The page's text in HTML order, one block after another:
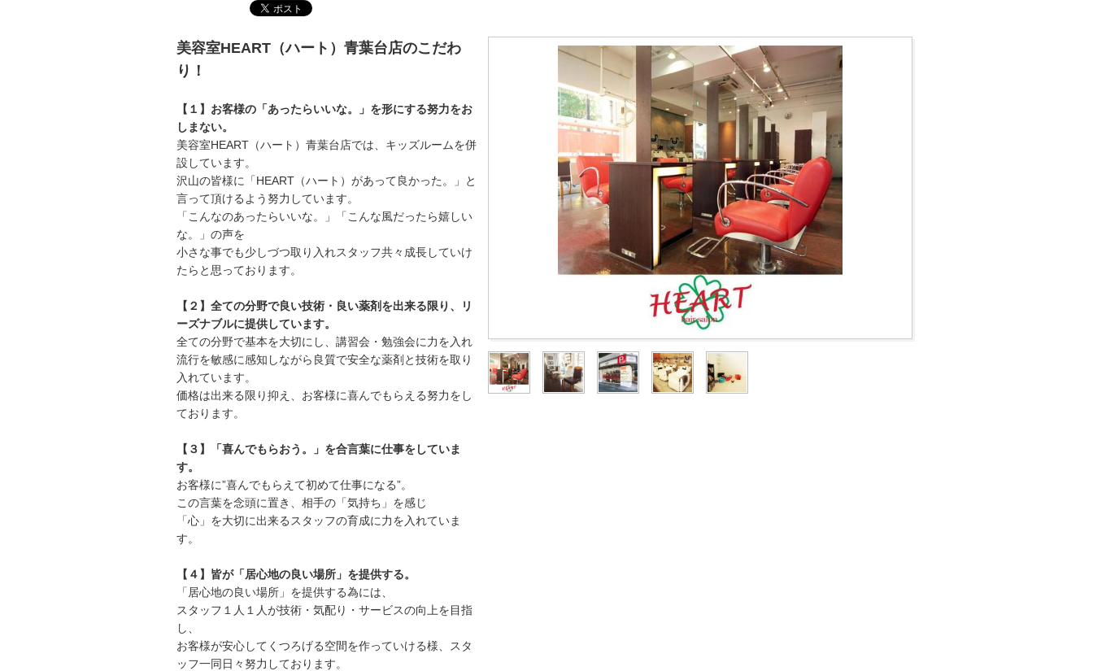
美容室HEART（ハート）青葉台店のこだわ
り！
【１】お客様の「あったらいいな。」を形にする努力をお
しまない。
美容室HEART（ハート）青葉台店では、キッズルームを併
設しています。
沢山の皆様に「HEART（ハート）があって良かった。」と
言って頂けるよう努力しています。
「こんなのあったらいいな。」「こんな風だったら嬉しい
な。」の声を
小さな事でも少しづつ取り入れスタッフ共々成長していけ
たらと思っております。
【２】全ての分野で良い技術・良い薬剤を出来る限り、リ
ーズナブルに提供しています。
全ての分野で基本を大切にし、講習会・勉強会に力を入れ
流行を敏感に感知しながら良質で安全な薬剤と技術を取り
入れています。
価格は出来る限り抑え、お客様に喜んでもらえる努力をし
ております。
【３】「喜んでもらおう。」を合言葉に仕事をしていま
す。
お客様に”喜んでもらえて初めて仕事になる”。
この言葉を念頭に置き、相手の「気持ち」を感じ
「心」を大切に出来るスタッフの育成に力を入れていま
す。
【４】皆が「居心地の良い場所」を提供する。
「居心地の良い場所」を提供する為には、
スタッフ１人１人が技術・気配り・サービスの向上を目指
し、
お客様が安心してくつろげる空間を作っていける様、スタ
ッフ一同日々努力しております。